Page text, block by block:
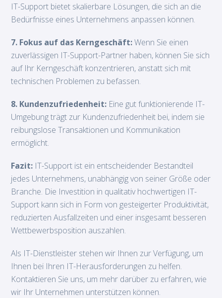
IT-Support bietet skalierbare Lösungen, die sich an die
Bedürfnisse eines Unternehmens anpassen können.
7. Fokus auf das Kerngeschäft:Wenn Sie einen
zuverlässigen IT-Support-Partner haben, können Sie sich
auf Ihr Kerngeschäft konzentrieren, anstatt sich mit
technischen Problemen zu befassen.
8. Kundenzufriedenheit: Eine gut funktionierende IT-
Umgebung trägt zur Kundenzufriedenheit bei, indem sie
reibungslose Transaktionen und Kommunikation
ermöglicht.
Fazit: IT-Support ist ein entscheidender Bestandteil
jedes Unternehmens, unabhängig von seiner Größe oder
Branche. Die Investition in qualitativ hochwertigen IT-
Support kann sich in Form von gesteigerter Produktivität,
reduzierten Ausfallzeiten und einer insgesamt besseren
Wettbewerbsposition auszahlen.
Als IT-Dienstleister stehen wir Ihnen zur Verfügung, um
Ihnen bei Ihren IT-Herausforderungen zu helfen.
Kontaktieren Sie uns, um mehr darüber zu erfahren, wie
wir Ihr Unternehmen unterstützen können.